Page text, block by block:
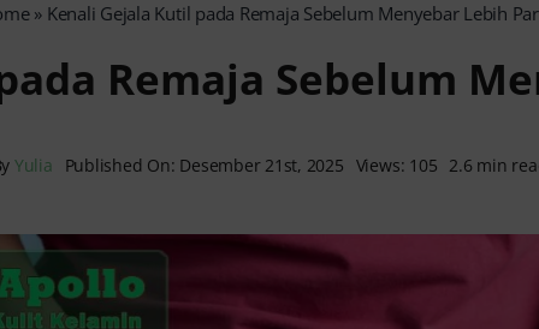
» Kenali Gejala Kutil pada Remaja Sebelum Menyebar Lebih
Remaja Sebelum
Yulia Published On: Desember 21st, 2025 Views: 105 2.6 min